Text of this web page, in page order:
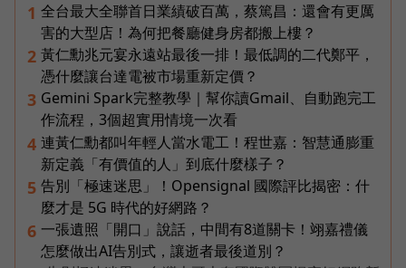
1 全台最大全聯首日業績破百萬，蔡篤昌：還會有更厲
害的大型店！為何把餐廳健身房都搬上樓？
2 黃仁勳兆元宴永遠站最後一排！最低調的二代鄭平，
憑什麼讓台達電被市場重新定價？
3 Gemini Spark完整教學｜幫你讀Gmail、自動跑完工
作流程，3個超實用情境一次看
4 連黃仁勳都叫年輕人當水電工！程世嘉：智慧通膨重
新定義「有價值的人」到底什麼樣子？
5 告別「極速迷思」！Opensignal 國際評比揭密：什
麼才是 5G 時代的好網路？
6 一張遺照「開口」說話，中間有8道關卡！翊嘉禮儀
怎麼做出AI告別式，讓逝者最後道別？